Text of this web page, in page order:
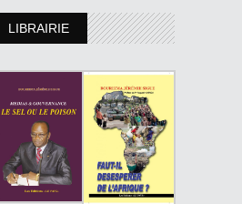
LIBRAIRIE